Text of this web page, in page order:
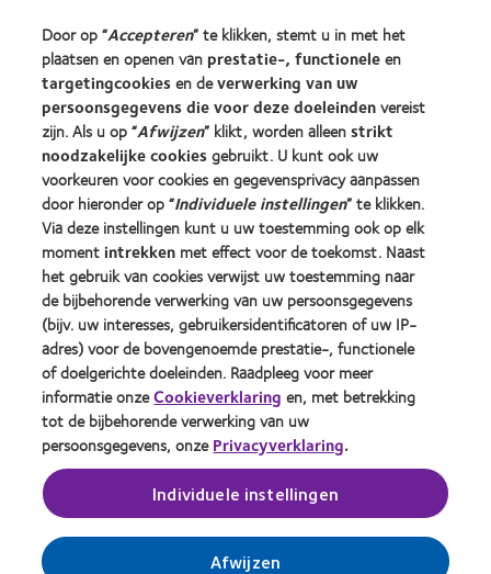
Vind uw opticien
Contactlenzen en gezichtsvermogen
Nieuwe drager
Ervaren drager
Over CooperVision
Vacatures bij CooperVision
Nieuwscentrum
Contact
Legal
Privacybeleid
Cookie beleid
Servicevoorwaarden
Toestemmingsvoorkeuren beheren
Door op “Accepteren” te klikken, stemt u in met het
plaatsen en openen van prestatie-, functioneleen
targetingcookiesen deverwerking van uw
persoonsgegevens die voor deze doeleindenvereist
zijn. Als u op “Afwijzen” klikt, worden alleenstrikt
noodzakelijke cookiesgebruikt. U kunt ook uw
voorkeuren voor cookies en gegevensprivacy aanpassen
door hieronder op “Individuele instellingen” te klikken.
Via deze instellingen kunt u uw toestemming ook op elk
moment intrekken met effect voor de toekomst. Naast
het gebruik van cookies verwijst uw toestemming naar
de bijbehorende verwerking van uw persoonsgegevens
(bijv. uw interesses, gebruikersidentificatoren of uw IP-
adres) voor de bovengenoemde prestatie-, functionele
of doelgerichte doeleinden. Raadpleeg voor meer
informatie onzeCookieverklaring en, met betrekking
tot de bijbehorende verwerking van uw
persoonsgegevens, onzePrivacyverklaring.
Individuele instellingen
Afwijzen